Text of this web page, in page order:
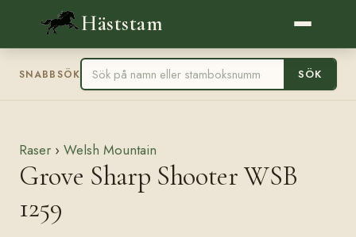
Häststam
SNABBSÖK SÖK
Raser › Welsh Mountain
Grove Sharp Shooter WSB
1259